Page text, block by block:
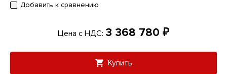
Добавить к сравнению
Цена с НДС: 3 368 780 ₽
Купить